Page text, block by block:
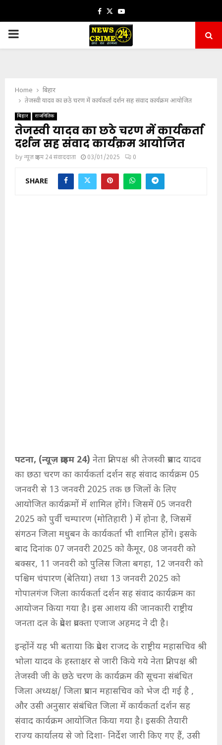
Facebook
TwitterYoutube
PRIMARY
Home
बिहार
तेजस्वी यादव का छठे चरण में कार्यकर्ता दर्शन सह संवाद कार्यक्रम आयोजित
बिहार राजनितिक
तेजस्वी यादव का छठे चरण में कार्यकर्ता
दर्शन सह संवाद कार्यक्रम आयोजित
byन्यूज़ क्राइम 24 संवाददाता 03/01/2025 0
SHARE
पटना, (न्यूज़ क्राइम 24) नेता प्रतिपक्ष श्री तेजस्वी प्रसाद यादव
का छठा चरण का कार्यकर्ता दर्शन सह संवाद कार्यक्रम 05
जनवरी से 13 जनवरी 2025 तक छ जिलों के लिए
आयोजित कार्यक्रमों में शामिल होंगे। जिसमें 05 जनवरी
2025 को पुर्वी चम्पारण (मोतिहारी ) में होना है, जिसमें
संगठन जिला मधुबन के कार्यकर्ता भी शामिल होंगे। इसके
बाद दिनांक 07 जनवरी 2025 को कैमूर, 08 जनवरी को
बक्सर, 11 जनवरी को पुलिस जिला बगहा, 12 जनवरी को
पश्चिम चंपारण (बेतिया) तथा 13 जनवरी 2025 को
गोपालगंज जिला कार्यकर्ता दर्शन सह संवाद कार्यक्रम का
आयोजन किया गया है। इस आशय की जानकारी राष्ट्रीय
जनता दल के प्रदेश प्रवक्ता एजाज अहमद ने दी है।
इन्होंनें यह भी बताया कि प्रदेश राजद के राष्ट्रीय महासचिव श्री
भोला यादव के हस्ताक्षर से जारी किये गये नेता प्रतिपक्ष श्री
तेजस्वी जी के छठे चरण के कार्यक्रम की सूचना संबंधित
जिला अध्यक्ष/ जिला प्रधान महासचिव को भेज दी गई है ,
और उसी अनुसार संबंधित जिला में कार्यकर्ता दर्शन सह
संवाद कार्यक्रम आयोजित किया गया है। इसकी तैयारी
राज्य कार्यालय से जो दिशा- निर्देश जारी किए गए हैं, उसी